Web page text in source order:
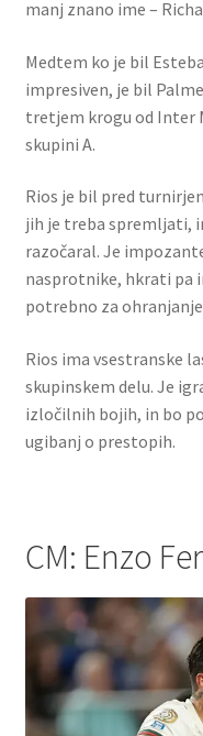
manj znano ime –
Medtem ko je bil
impresiven, je bil
tretjem krogu od Inter
skupini A.
Rios je bil pred
jih je treba spremljati,
razočaral. Je
nasprotnike, hkrati pa
potrebno za
Rios ima vsestranske
skupinskem delu. Je
izločilnih bojih, in bo
ugibanj o prestopih.
CM: Enzo